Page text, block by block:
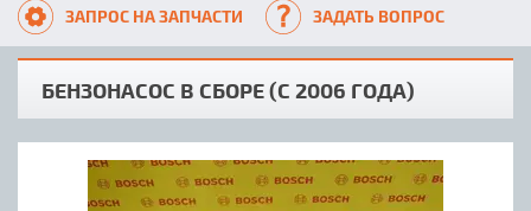
ЗАПРОС НА ЗАПЧАСТИ ЗАДАТЬ ВОПРОС
БЕНЗОНАСОС В СБОРЕ (C 2006 ГОДА)